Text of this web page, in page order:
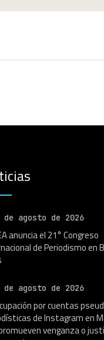
de agosto de 2026
anuncia el 21° Congreso
de Periodismo en
de agosto de 2026
por cuentas
de Instagram en
venganza o